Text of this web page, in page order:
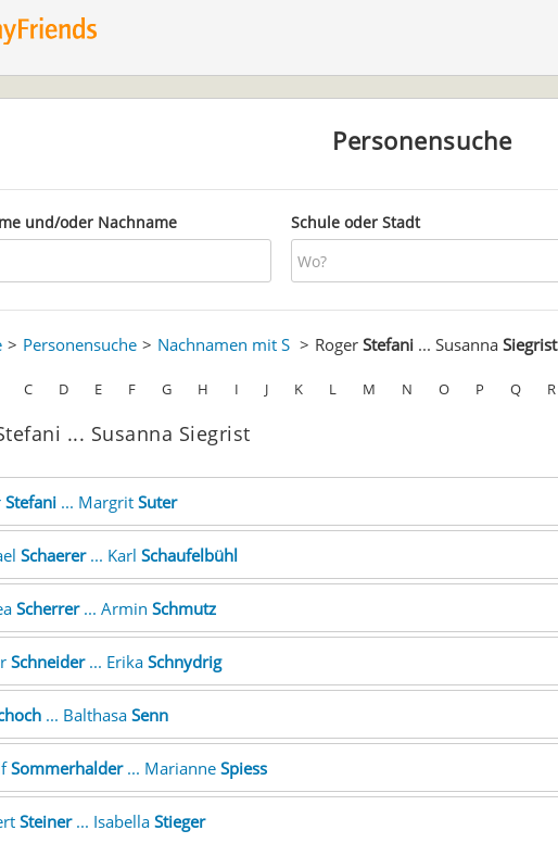
Personensuche
und/oder Nachname Schule oder Stadt
Personensuche Nachnamen mit S Roger Stefani... Susanna Siegrist
C D E F G H I J K L M N O P Q R
... Susanna Siegrist
Stefani... Margrit Suter
Schaerer... Karl Schaufelbühl
Scherrer... Armin Schmutz
Schneider... Erika Schnydrig
... Balthasa Senn
Sommerhalder... Marianne Spiess
Steiner... Isabella Stieger